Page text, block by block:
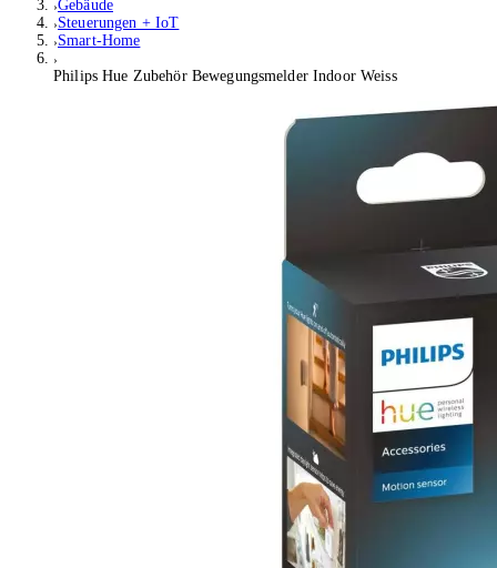
Gebäude
Steuerungen + IoT
Smart-Home
Philips Hue Zubehör Bewegungsmelder Indoor Weiss